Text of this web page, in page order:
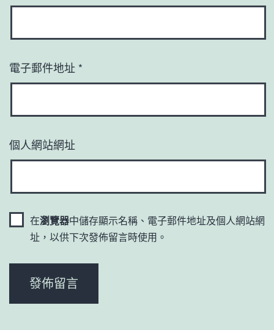
電子郵件地址 *
個人網站網址
在瀏覽器中儲存顯示名稱、電子郵件地址及個人網站網
址，以供下次發佈留言時使用。